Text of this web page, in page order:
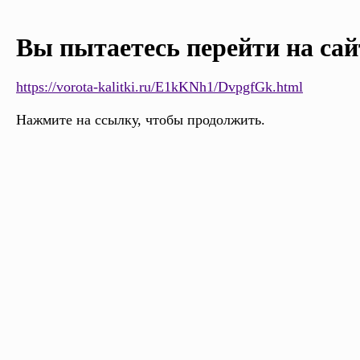
Вы пытаетесь перейти на
https://vorota-kalitki.ru/E1kKNh1/DvpgfGk.html
Нажмите на ссылку, чтобы продолжить.